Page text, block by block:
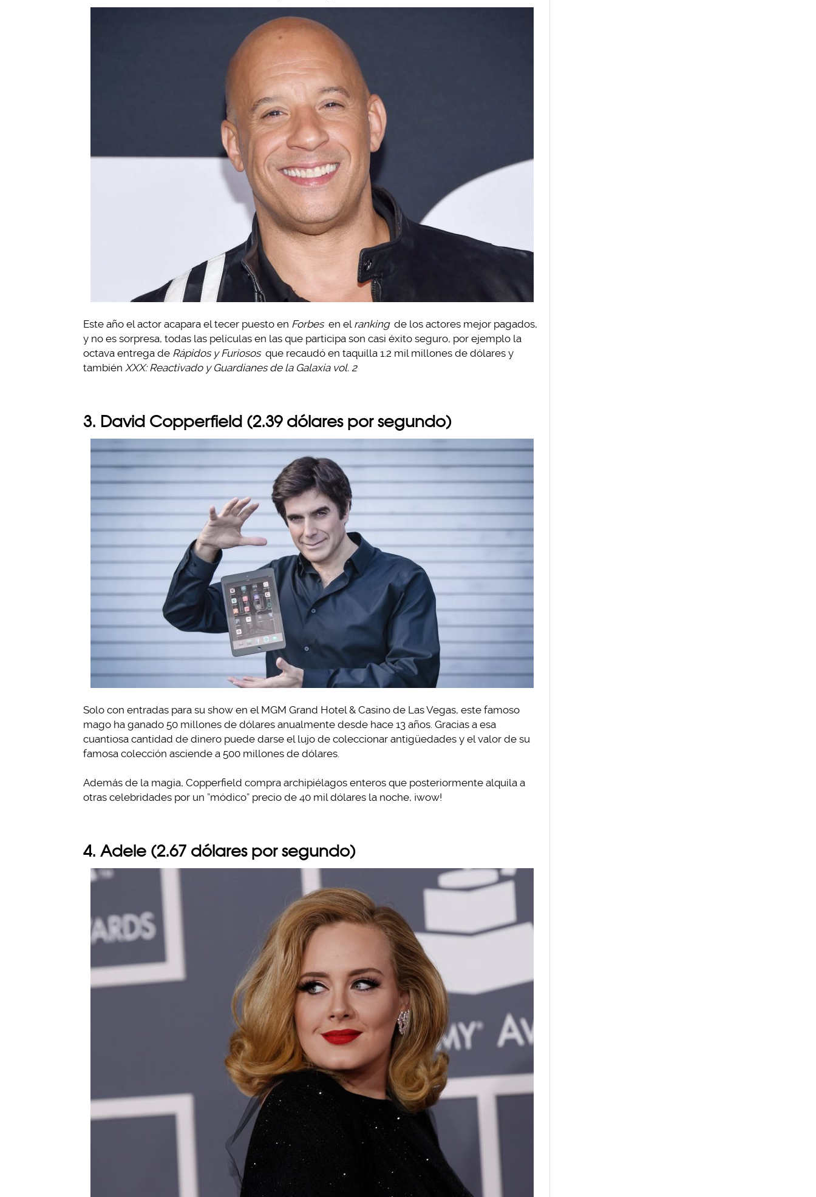
Este año el actor acapara el tecer puesto en Forbes en el ranking de los actores mejor pagados,
y no es sorpresa, todas las películas en las que participa son casi éxito seguro, por ejemplo la
octava entrega de Rápidos y Furiosos que recaudó en taquilla 1.2 mil millones de dólares y
también XXX: Reactivado y Guardianes de la Galaxia vol. 2
3. David Copperfield (2.39 dólares por segundo)
Solo con entradas para su show en el MGM Grand Hotel & Casino de Las Vegas, este famoso
mago ha ganado 50 millones de dólares anualmente desde hace 13 años. Gracias a esa
cuantiosa cantidad de dinero puede darse el lujo de coleccionar antigüedades y el valor de su
famosa colección asciende a 500 millones de dólares.
Además de la magia, Copperfield compra archipiélagos enteros que posteriormente alquila a
otras celebridades por un ”módico” precio de 40 mil dólares la noche, ¡wow!
4. Adele (2.67 dólares por segundo)